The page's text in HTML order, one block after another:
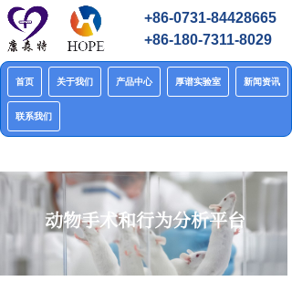
+86-0731-84428665
+86-180-7311-8029
首页 关于我们 产品中心 厚谱实验室 新闻资讯
联系我们
动物手术和行为分析平台